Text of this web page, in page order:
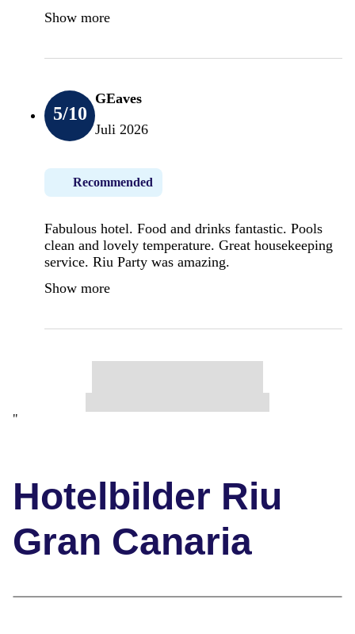
Show more
5/10
GEaves
Juli 2026
Recommended
Fabulous hotel. Food and drinks fantastic. Pools
clean and lovely temperature. Great housekeeping
service. Riu Party was amazing.
Show more
"
Hotelbilder Riu
Gran Canaria